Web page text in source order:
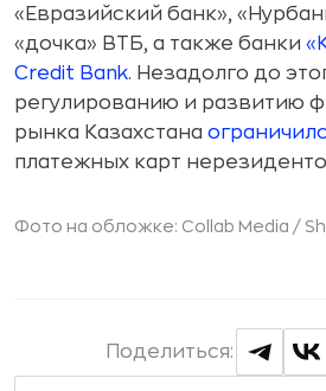
«Евразийский банк»,
«дочка» ВТБ, а также банки
Credit Bank. Незадолго до
регулированию и развитию
рынка Казахстана
платежных карт
Фото на обложке: Collab Media /
Поделиться: